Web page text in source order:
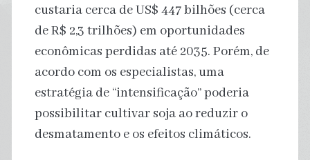
custaria cerca de US$ 447 bilhões (cerca
de R$ 2,3 trilhões) em oportunidades
econômicas perdidas até 2035. Porém, de
acordo com os especialistas, uma
estratégia de “intensificação” poderia
possibilitar cultivar soja ao reduzir o
desmatamento e os efeitos climáticos.